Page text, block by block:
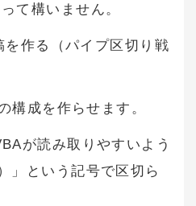
て構いません。
作る（パイプ区切り戦
構成を作らせます。
が読み取りやすいよう
」という記号で区切ら